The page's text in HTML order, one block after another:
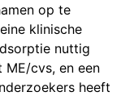
op te
klinische
nuttig
ME/cvs, en een
heeft